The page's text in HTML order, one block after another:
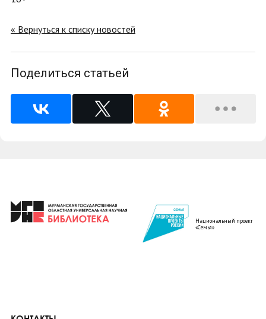
« Вернуться к списку новостей
Поделиться статьей
Национальный проект
«Семья»